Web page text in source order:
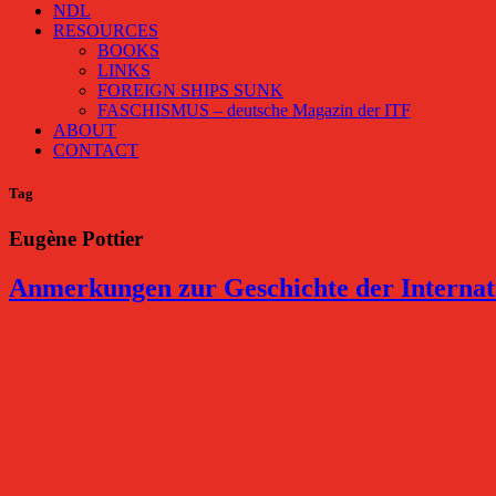
NDL
RESOURCES
BOOKS
LINKS
FOREIGN SHIPS SUNK
FASCHISMUS – deutsche Magazin der ITF
ABOUT
CONTACT
Tag
Eugène Pottier
Anmerkungen zur Geschichte der